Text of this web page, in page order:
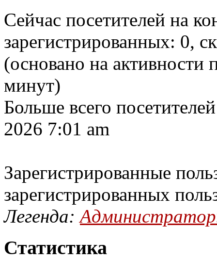
Сейчас посетителей на
зарегистрированных: 0,
(основано на активности
минут)
Больше всего
2026 7:01 am
Зарегистрированные
зарегистрированных
Легенда:
Статистика